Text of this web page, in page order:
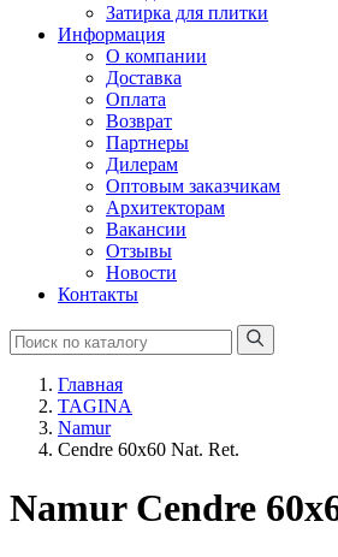
Затирка для плитки
Информация
О компании
Доставка
Оплата
Возврат
Партнеры
Дилерам
Оптовым заказчикам
Архитекторам
Вакансии
Отзывы
Новости
Контакты
Главная
TAGINA
Namur
Cendre 60х60 Nat. Ret.
Namur Cendre